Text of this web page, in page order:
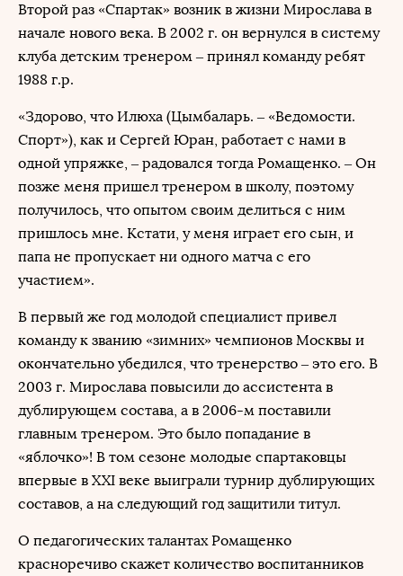
Второй раз «Спартак» возник в жизни Мирослава в
начале нового века. В 2002 г. он вернулся в систему
клуба детским тренером – принял команду ребят
1988 г.р.
«Здорово, что Илюха (Цымбаларь. – «Ведомости.
Спорт»), как и Сергей Юран, работает с нами в
одной упряжке, – радовался тогда Ромащенко. – Он
позже меня пришел тренером в школу, поэтому
получилось, что опытом своим делиться с ним
пришлось мне. Кстати, у меня играет его сын, и
папа не пропускает ни одного матча с его
участием».
В первый же год молодой специалист привел
команду к званию «зимних» чемпионов Москвы и
окончательно убедился, что тренерство – это его. В
2003 г. Мирослава повысили до ассистента в
дублирующем состава, а в 2006-м поставили
главным тренером. Это было попадание в
«яблочко»! В том сезоне молодые спартаковцы
впервые в XXI веке выиграли турнир дублирующих
составов, а на следующий год защитили титул.
О педагогических талантах Ромащенко
красноречиво скажет количество воспитанников